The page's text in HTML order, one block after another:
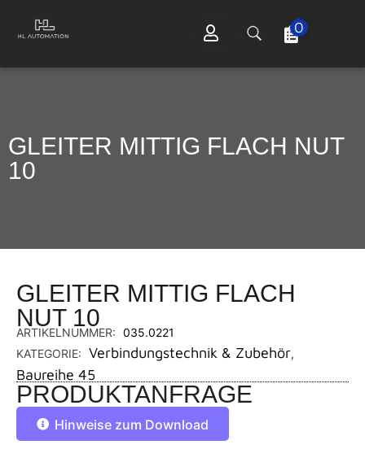
0
GLEITER MITTIG FLACH NUT
10
GLEITER MITTIG FLACH
NUT 10
ARTIKELNUMMER: 035.0221
KATEGORIE: Verbindungstechnik & Zubehör,
Baureihe 45
PRODUKTANFRAGE
Hinweise zum Download